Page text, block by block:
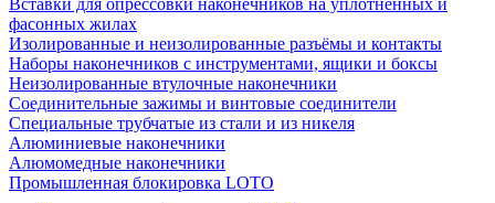
Вставки для опрессовки наконечников на уплотненных и
фасонных жилах
Изолированные и неизолированные разъёмы и контакты
Наборы наконечников с инструментами, ящики и боксы
Неизолированные втулочные наконечники
Соединительные зажимы и винтовые соединители
Специальные трубчатые из стали и из никеля
Алюминиевые наконечники
Алюмомедные наконечники
Промышленная блокировка LOTO